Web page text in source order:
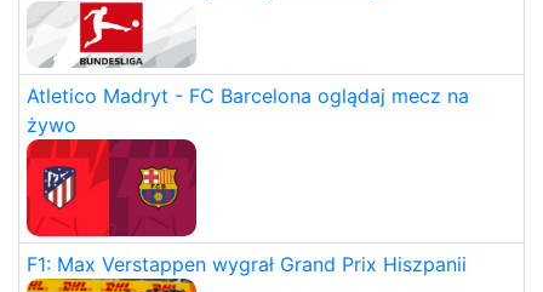
Atletico Madryt - FC Barcelona oglądaj mecz na
żywo
F1: Max Verstappen wygrał Grand Prix Hiszpanii